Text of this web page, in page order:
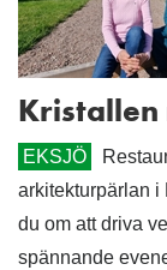
EKSJÖ
arkitekturpärlan i
du om att driva
spännande